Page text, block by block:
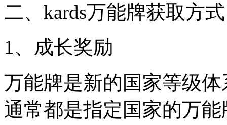
二、kards万能牌获取方
1、成长奖励
万能牌是新的国家等级
通常都是指定国家的万